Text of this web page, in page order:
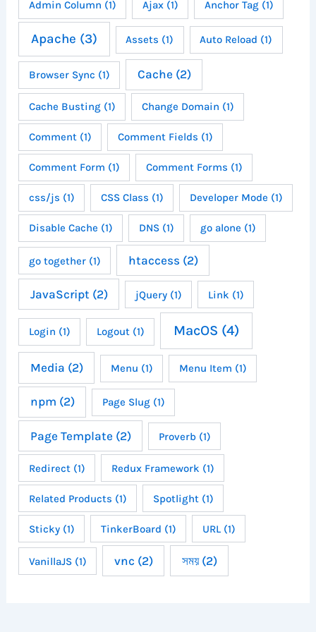
Admin Column (1) Ajax(1) Anchor Tag(1)
Apache (3) Assets (1) Auto Reload (1)
Browser Sync (1) Cache (2)
Cache Busting(1) Change Domain (1)
Comment(1) Comment Fields (1)
Comment Form (1) Comment Forms (1)
css/js (1) CSS Class (1) Developer Mode (1)
Disable Cache (1) DNS(1) go alone (1)
go together(1) htaccess (2)
JavaScript (2) jQuery(1) Link (1)
Login (1) Logout(1) MacOS (4)
Media (2) Menu (1) Menu Item (1)
npm (2) Page Slug(1)
Page Template (2) Proverb(1)
Redirect(1) Redux Framework (1)
Related Products (1) Spotlight(1)
Sticky(1) TinkerBoard (1) URL(1)
VanillaJS(1) vnc (2) সময়(2)